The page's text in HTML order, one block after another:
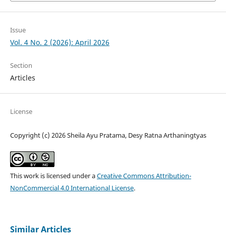
Issue
Vol. 4 No. 2 (2026): April 2026
Section
Articles
License
Copyright (c) 2026 Sheila Ayu Pratama, Desy Ratna Arthaningtyas
This work is licensed under aCreative Commons Attribution-
NonCommercial 4.0 International License.
Similar Articles